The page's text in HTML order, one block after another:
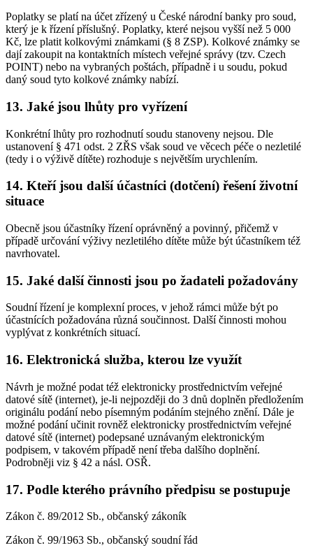
Poplatky se platí na účet zřízený u České národní banky pro soud,
který je k řízení příslušný. Poplatky, které nejsou vyšší než 5 000
Kč, lze platit kolkovými známkami (§ 8 ZSP). Kolkové známky se
dají zakoupit na kontaktních místech veřejné správy (tzv. Czech
POINT) nebo na vybraných poštách, případně i u soudu, pokud
daný soud tyto kolkové známky nabízí.
13. Jaké jsou lhůty pro vyřízení
Konkrétní lhůty pro rozhodnutí soudu stanoveny nejsou. Dle
ustanovení § 471 odst. 2 ZŘS však soud ve věcech péče o nezletilé
(tedy i o výživě dítěte) rozhoduje s největším urychlením.
14. Kteří jsou další účastníci (dotčení) řešení životní
situace
Obecně jsou účastníky řízení oprávněný a povinný, přičemž v
případě určování výživy nezletilého dítěte může být účastníkem též
navrhovatel.
15. Jaké další činnosti jsou po žadateli požadovány
Soudní řízení je komplexní proces, v jehož rámci může být po
účastnících požadována různá součinnost. Další činnosti mohou
vyplývat z konkrétních situací.
16. Elektronická služba, kterou lze využít
Návrh je možné podat též elektronicky prostřednictvím veřejné
datové sítě (internet), je-li nejpozději do 3 dnů doplněn předložením
originálu podání nebo písemným podáním stejného znění. Dále je
možné podání učinit rovněž elektronicky prostřednictvím veřejné
datové sítě (internet) podepsané uznávaným elektronickým
podpisem, v takovém případě není třeba dalšího doplnění.
Podrobněji viz § 42 a násl. OSŘ.
17. Podle kterého právního předpisu se postupuje
Zákon č. 89/2012 Sb., občanský zákoník
Zákon č. 99/1963 Sb., občanský soudní řád